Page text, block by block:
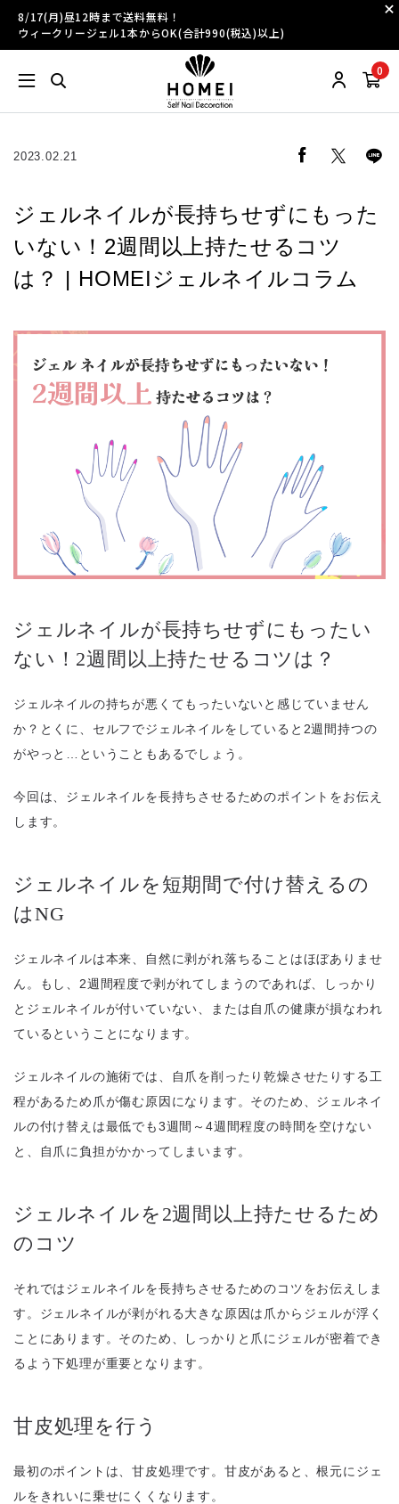
8/17(月)昼12時まで送料無料！
ウィークリージェル1本からOK(合計990(税込)以上)
0
2023.02.21
ジェルネイルが長持ちせずにもった
いない！2週間以上持たせるコツ
は？ | HOMEIジェルネイルコラム
ジェルネイルが長持ちせずにもったい
ない！2週間以上持たせるコツは？
ジェルネイルの持ちが悪くてもったいないと感じていません
か？とくに、セルフでジェルネイルをしていると2週間持つの
がやっと…ということもあるでしょう。
今回は、ジェルネイルを長持ちさせるためのポイントをお伝え
します。
ジェルネイルを短期間で付け替えるの
はNG
ジェルネイルは本来、自然に剥がれ落ちることはほぼありませ
ん。もし、2週間程度で剥がれてしまうのであれば、しっかり
とジェルネイルが付いていない、または自爪の健康が損なわれ
ているということになります。
ジェルネイルの施術では、自爪を削ったり乾燥させたりする工
程があるため爪が傷む原因になります。そのため、ジェルネイ
ルの付け替えは最低でも3週間～4週間程度の時間を空けない
と、自爪に負担がかかってしまいます。
ジェルネイルを2週間以上持たせるため
のコツ
それではジェルネイルを長持ちさせるためのコツをお伝えしま
す。ジェルネイルが剥がれる大きな原因は爪からジェルが浮く
ことにあります。そのため、しっかりと爪にジェルが密着でき
るよう下処理が重要となります。
甘皮処理を行う
最初のポイントは、甘皮処理です。甘皮があると、根元にジェ
ルをきれいに乗せにくくなります。